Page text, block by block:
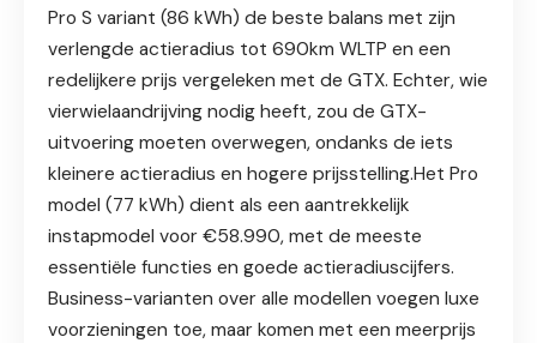
Pro S variant (86 kWh) de beste balans met zijn
verlengde actieradius tot 690km WLTP en een
redelijkere prijs vergeleken met de GTX. Echter, wie
vierwielaandrijving nodig heeft, zou de GTX-
uitvoering moeten overwegen, ondanks de iets
kleinere actieradius en hogere prijsstelling.Het Pro
model (77 kWh) dient als een aantrekkelijk
instapmodel voor €58.990, met de meeste
essentiële functies en goede actieradiuscijfers.
Business-varianten over alle modellen voegen luxe
voorzieningen toe, maar komen met een meerprijs